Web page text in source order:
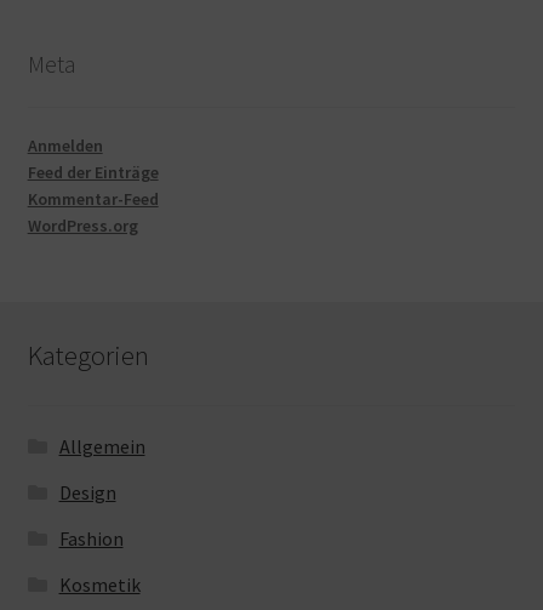
Meta
Anmelden
Feed der Einträge
Kommentar-Feed
WordPress.org
Kategorien
Allgemein
Design
Fashion
Kosmetik